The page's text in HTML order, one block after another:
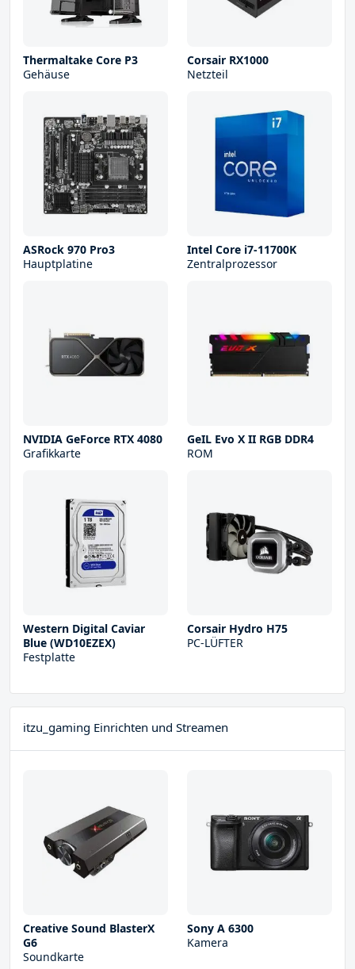
Thermaltake Core P3
Gehäuse
Corsair RX1000
Netzteil
ASRock 970 Pro3
Hauptplatine
Intel Core i7-11700K
Zentralprozessor
NVIDIA GeForce RTX 4080
Grafikkarte
GeIL Evo X II RGB DDR4
ROM
Western Digital Caviar
Blue (WD10EZEX)
Festplatte
Corsair Hydro H75
PC-LÜFTER
itzu_gaming Einrichten und Streamen
Creative Sound BlasterX
G6
Soundkarte
Sony A 6300
Kamera